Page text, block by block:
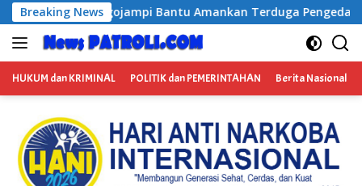
Langsung
ke
konten
Breaking News
Bantu Amankan Terduga Pengedar Narkoba, Kasus
HUKUM dan KRIMINAL POLITIK dan PEMERINTAHAN Berita Nasional